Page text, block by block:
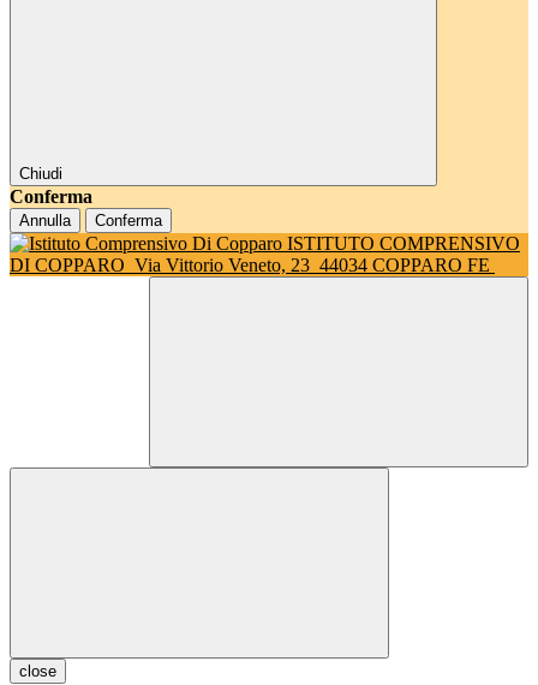
Chiudi
Conferma
Annulla Conferma
ISTITUTO COMPRENSIVO
DI COPPARO Via Vittorio Veneto, 23 44034 COPPARO FE
close